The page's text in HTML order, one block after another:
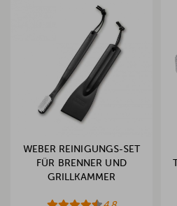
WEBER REINIGUNGS-SET
FÜR BRENNER UND
GRILLKAMMER